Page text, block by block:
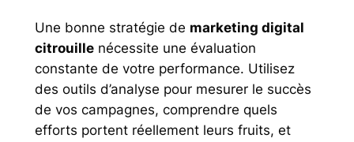
Une bonne stratégie de marketing digital
citrouillenécessite une évaluation
constante de votre performance. Utilisez
des outils d’analyse pour mesurer le succès
de vos campagnes, comprendre quels
efforts portent réellement leurs fruits, et